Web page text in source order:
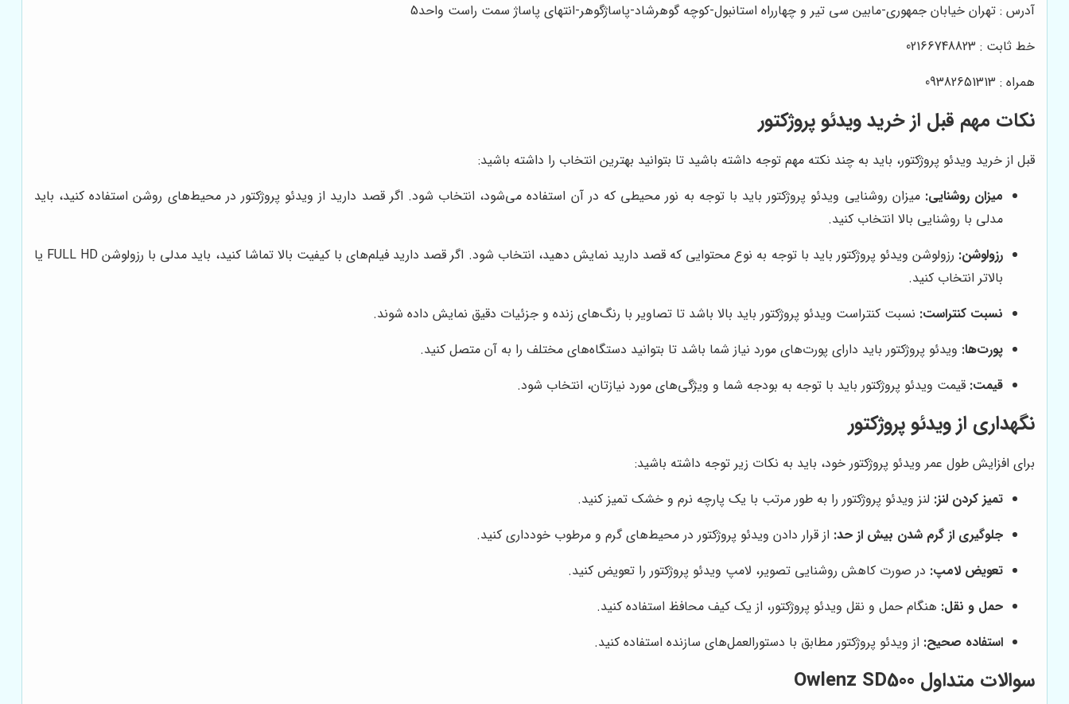
آدرس : تهران خیابان جمهوری-مابین سی تیر و چهارراه استانبول-کوچه گوهرشاد-پاساژگوهر-انتهای پاساژ سمت راست واحد5
خط ثابت : 02166748823
همراه : 09382651313
نکات مهم قبل از خرید ویدئو پروژکتور
قبل از خرید ویدئو پروژکتور، باید به چند نکته مهم توجه داشته باشید تا بتوانید بهترین انتخاب را داشته باشید:
میزان روشنایی: میزان روشنایی ویدئو پروژکتور باید با توجه به نور محیطی که در آن استفاده می‌شود، انتخاب شود. اگر قصد دارید از ویدئو پروژکتور در محیط‌های روشن استفاده کنید، باید
مدلی با روشنایی بالا انتخاب کنید.
رزولوشن:
رزولوشن ویدئو پروژکتور باید با توجه به نوع محتوایی که قصد دارید نمایش دهید، انتخاب شود. اگر قصد دارید فیلم‌های با کیفیت بالا تماشا کنید، باید مدلی با رزولوشن FULL HD یا
بالاتر انتخاب کنید.
نسبت کنتراست: نسبت کنتراست ویدئو پروژکتور باید بالا باشد تا تصاویر با رنگ‌های زنده و جزئیات دقیق نمایش داده شوند.
پورت‌ها: ویدئو پروژکتور باید دارای پورت‌های مورد نیاز شما باشد تا بتوانید دستگاه‌های مختلف را به آن متصل کنید.
قیمت: قیمت ویدئو پروژکتور باید با توجه به بودجه شما و ویژگی‌های مورد نیازتان، انتخاب شود.
نگهداری از ویدئو پروژکتور
برای افزایش طول عمر ویدئو پروژکتور خود، باید به نکات زیر توجه داشته باشید:
تمیز کردن لنز: لنز ویدئو پروژکتور را به طور مرتب با یک پارچه نرم و خشک تمیز کنید.
جلوگیری از گرم شدن بیش از حد: از قرار دادن ویدئو پروژکتور در محیط‌های گرم و مرطوب خودداری کنید.
تعویض لامپ: در صورت کاهش روشنایی تصویر، لامپ ویدئو پروژکتور را تعویض کنید.
حمل و نقل: هنگام حمل و نقل ویدئو پروژکتور، از یک کیف محافظ استفاده کنید.
استفاده صحیح: از ویدئو پروژکتور مطابق با دستورالعمل‌های سازنده استفاده کنید.
سوالات متداول Owlenz SD500